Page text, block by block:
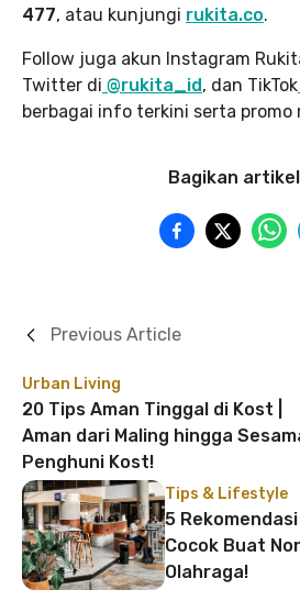
477, atau kunjungi rukita.co.
Follow juga akun Instagram
Twitter di @rukita_id, dan TikTok
berbagai info terkini serta promo
Bagikan
Urban Living
20 Tips Aman Tinggal di Kost |
Aman dari Maling hingga
Penghuni Kost!
Previous Article
Tips & Lifestyle
5 Rekomendasi
Cocok Buat
Olahraga!